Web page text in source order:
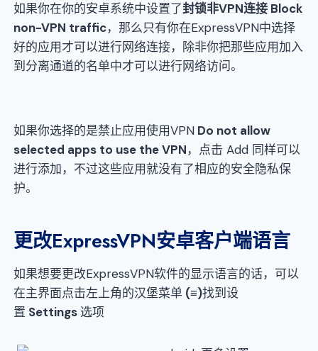
如果你在你的安卓系统中设置了封锁非VPN连接 Block
non-VPN traffic，那么只有你在ExpressVPN中选择
好的应用才可以进行网络连接，除非你把那些应用加入
到分离通道的名单中才可以进行网络访问。
如果你选择的是禁止应用使用VPN Do not allow
selected apps to use the VPN，点击 Add 同样可以
进行添加，不过这些应用就没有了相应的安全隐私保
护。
更改ExpressVPN安卓客户端语言
如果想要更改ExpressVPN软件的显示语言的话，可以
在主界面点击左上角的汉堡菜单 (≡)找到设
置 Settings 选项